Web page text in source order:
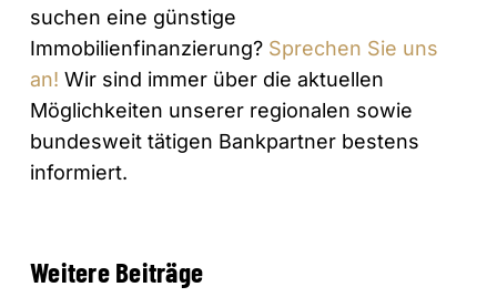
suchen eine günstige
Immobilienfinanzierung? Sprechen Sie uns
an! Wir sind immer über die aktuellen
Möglichkeiten unserer regionalen sowie
bundesweit tätigen Bankpartner bestens
informiert.
Weitere Beiträge